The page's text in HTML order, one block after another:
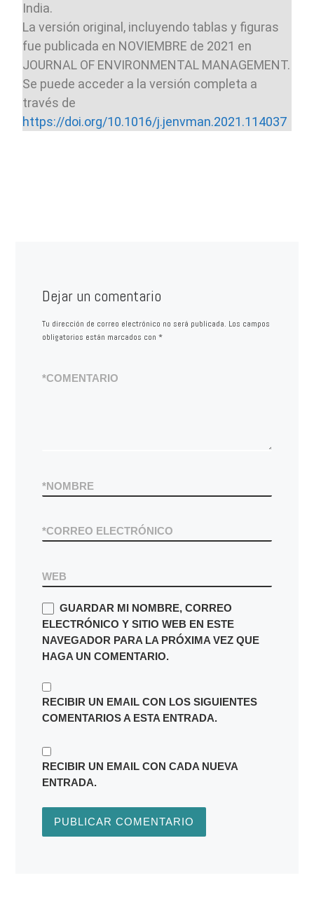
India.
La versión original, incluyendo tablas y figuras
fue publicada en NOVIEMBRE de 2021 en
JOURNAL OF ENVIRONMENTAL MANAGEMENT.
Se puede acceder a la versión completa a
través de
https://doi.org/10.1016/j.jenvman.2021.114037
Dejar un comentario
Tu dirección de correo electrónico no será publicada. Los campos
obligatorios están marcados con *
COMENTARIO
*
NOMBRE
*
CORREO ELECTRÓNICO
*
WEB
GUARDAR MI NOMBRE, CORREO
ELECTRÓNICO Y SITIO WEB EN ESTE
NAVEGADOR PARA LA PRÓXIMA VEZ QUE
HAGA UN COMENTARIO.
RECIBIR UN EMAIL CON LOS SIGUIENTES
COMENTARIOS A ESTA ENTRADA.
RECIBIR UN EMAIL CON CADA NUEVA
ENTRADA.